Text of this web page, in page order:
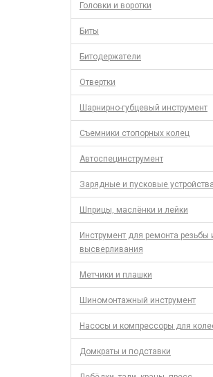
Головки и воротки
Биты
Битодержатели
Отвертки
Шарнирно-губцевый инструмент
Съемники стопорных колец
Автоспецинструмент
Зарядные и пусковые устройства
Шприцы, маслёнки и лейки
Инструмент для ремонта резьбы
высверливания
Метчики и плашки
Шиномонтажный инструмент
Насосы и компрессоры для
Домкраты и подставки